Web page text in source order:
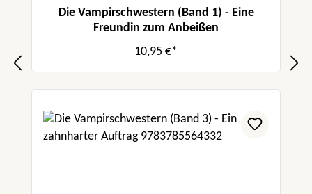
Die Vampirschwestern (Band 1) - Eine
Freundin zum Anbeißen
10,95 €*